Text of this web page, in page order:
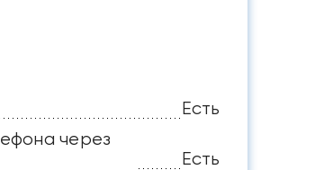
Есть
через
Есть